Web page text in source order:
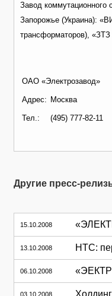
Завод коммутационного
Запорожье (Украина):
трансформаторов), «ЗТЗ
ОАО «Электрозавод»
Адрес: Москва
Тел.: (495) 777-82-11
Другие пресс-
15.10.2008
13.10.2008 НТС:
06.10.2008
03.10.2008